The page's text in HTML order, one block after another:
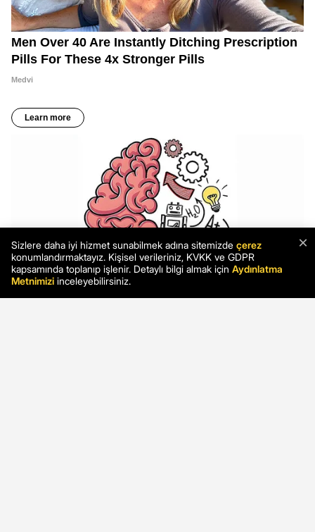
×
Sizlere daha iyi hizmet sunabilmek adına sitemizde çerez
konumlandırmaktayız. Kişisel verileriniz, KVKK ve GDPR
kapsamında toplanıp işlenir. Detaylı bilgi almak için Aydınlatma
Metnimizi inceleyebilirsiniz.